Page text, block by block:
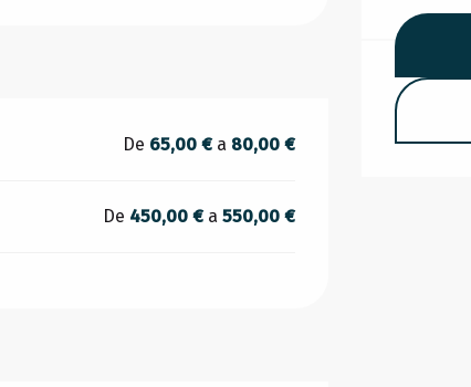
De 65,00 €a 80,00 €
De 450,00 €a550,00 €